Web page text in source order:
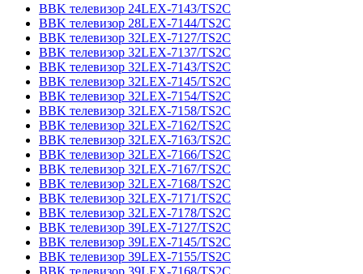
BBK телевизор 24LEX-7143/TS2C
BBK телевизор 28LEX-7144/TS2C
BBK телевизор 32LEX-7127/TS2C
BBK телевизор 32LEX-7137/TS2C
BBK телевизор 32LEX-7143/TS2C
BBK телевизор 32LEX-7145/TS2C
BBK телевизор 32LEX-7154/TS2C
BBK телевизор 32LEX-7158/TS2C
BBK телевизор 32LEX-7162/TS2C
BBK телевизор 32LEX-7163/TS2C
BBK телевизор 32LEX-7166/TS2C
BBK телевизор 32LEX-7167/TS2C
BBK телевизор 32LEX-7168/TS2C
BBK телевизор 32LEX-7171/TS2C
BBK телевизор 32LEX-7178/TS2C
BBK телевизор 39LEX-7127/TS2C
BBK телевизор 39LEX-7145/TS2C
BBK телевизор 39LEX-7155/TS2C
BBK телевизор 39LEX-7168/TS2C